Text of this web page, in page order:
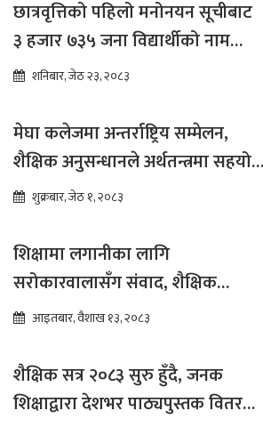
छात्रवृत्तिको पहिलो मनोनयन सूचीबाट
३ हजार ७३५ जना विद्यार्थीको नाम
भर्नाका लागि सिफारिस
शनिबार, जेठ २३, २०८३
मेघा कलेजमा अन्तर्राष्ट्रिय सम्मेलन,
शैक्षिक अनुसन्धानले अर्थतन्त्रमा सहयोग
पुग्ने विश्वास
शुक्रबार, जेठ १, २०८३
शिक्षामा लगानीका लागि
सरोकारवालासँग संवाद, शैक्षिक
सुधारमा जोड
आइतबार, वैशाख १३, २०८३
शैक्षिक सत्र २०८३ सुरु हुँदै, जनक
शिक्षाद्वारा देशभर पाठ्यपुस्तक वितरण